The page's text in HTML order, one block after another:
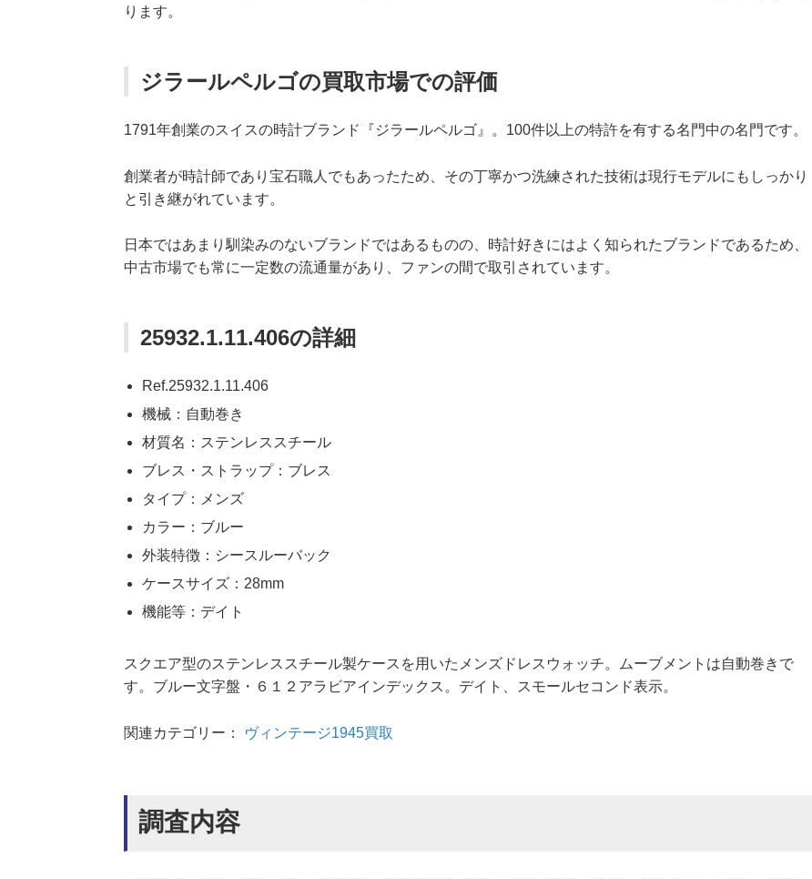
ります。
ジラールペルゴの買取市場での評価
1791年創業のスイスの時計ブランド『ジラールペルゴ』。100件以上の特許を有する名門中の名門です。
創業者が時計師であり宝石職人でもあったため、その丁寧かつ洗練された技術は現行モデルにもしっかり
と引き継がれています。
日本ではあまり馴染みのないブランドではあるものの、時計好きにはよく知られたブランドであるため、
中古市場でも常に一定数の流通量があり、ファンの間で取引されています。
25932.1.11.406の詳細
Ref.25932.1.11.406
機械：自動巻き
材質名：ステンレススチール
ブレス・ストラップ：ブレス
タイプ：メンズ
カラー：ブルー
外装特徴：シースルーバック
ケースサイズ：28mm
機能等：デイト
スクエア型のステンレススチール製ケースを用いたメンズドレスウォッチ。ムーブメントは自動巻きで
す。ブルー文字盤・６１２アラビアインデックス。デイト、スモールセコンド表示。
関連カテゴリー： ヴィンテージ1945買取
調査内容